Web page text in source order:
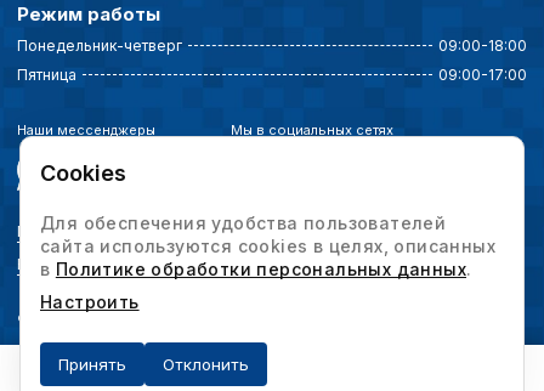
Режим работы
Понедельник-четверг
09:00-18:00
Пятница
09:00-17:00
Наши мессенджеры Мы в социальных сетях
Политика конфиденциальности
Выбор настроек cookie
© 2026 Интервесп — производственное оборудование. Все права защищены.
Cookies
Для обеспечения удобства пользователей
сайта используются cookies в целях, описанных
в Политике обработки персональных данных.
Настроить
Принять Отклонить